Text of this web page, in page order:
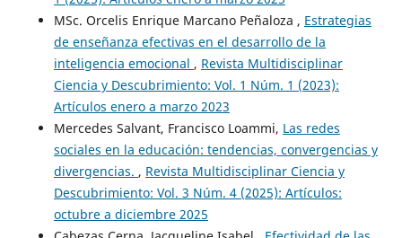
MSc. Orcelis Enrique Marcano Peñaloza , Estrategias
de enseñanza efectivas en el desarrollo de la
inteligencia emocional , Revista Multidisciplinar
Ciencia y Descubrimiento: Vol. 1 Núm. 1 (2023):
Artículos enero a marzo 2023
Mercedes Salvant, Francisco Loammi, Las redes
sociales en la educación: tendencias, convergencias y
divergencias. , Revista Multidisciplinar Ciencia y
Descubrimiento: Vol. 3 Núm. 4 (2025): Artículos:
octubre a diciembre 2025